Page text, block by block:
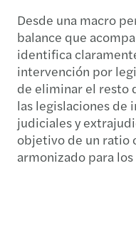
Desde una macro
balance que
identifica
intervención por
de eliminar el resto
las legislaciones de
judiciales y
objetivo de un
armonizado para